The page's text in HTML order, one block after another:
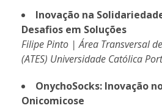
Inovação na
Desafios em Soluções
Filipe Pinto | Área Transversal
(ATES) Universidade Católica
OnychoSocks: Inovação
Onicomicose